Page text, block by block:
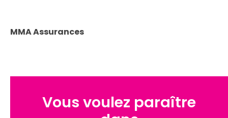
MMA Assurances
Vous voulez paraître